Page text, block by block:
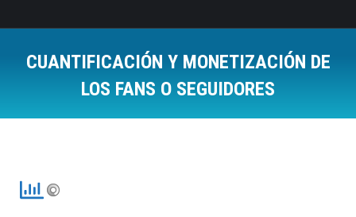
CUANTIFICACIÓN Y MONETIZACIÓN DE
LOS FANS O SEGUIDORES